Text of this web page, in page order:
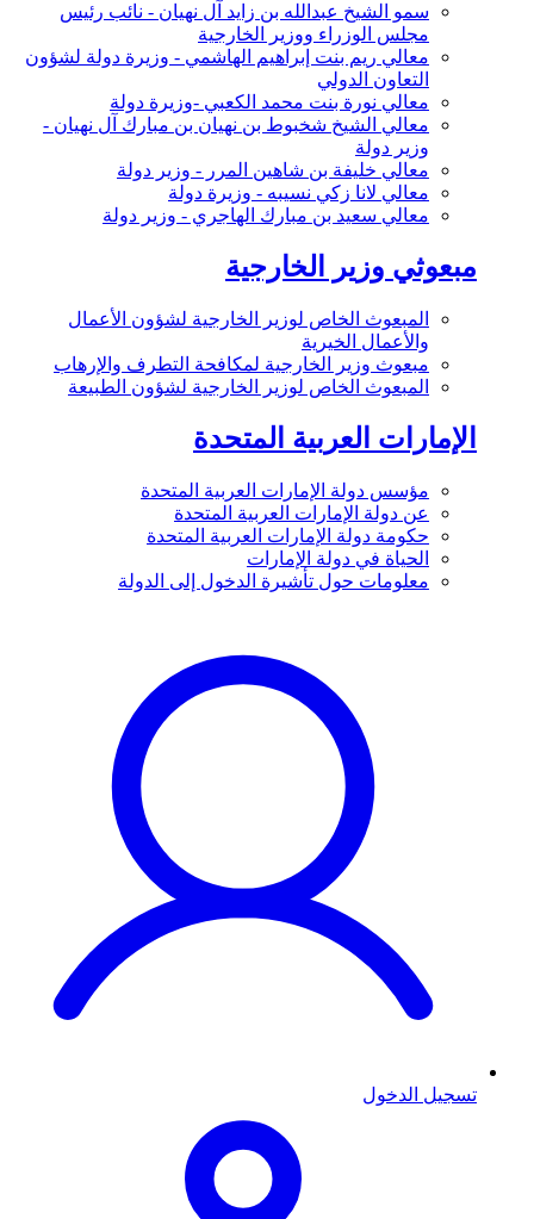
سمو الشيخ عبدالله بن زايد آل نهيان - نائب رئيس
مجلس الوزراء ووزير الخارجية
معالي ريم بنت إبراهيم الهاشمي - وزيرة دولة لشؤون
التعاون الدولي
معالي نورة بنت محمد الكعبي -وزيرة دولة
معالي الشيخ شخبوط بن نهيان بن مبارك آل نهيان -
وزير دولة
معالي خليفة بن شاهين المرر - وزير دولة
معالي لانا زكي نسيبه - وزيرة دولة
معالي سعيد بن مبارك الهاجري - وزير دولة
مبعوثي وزير الخارجية
المبعوث الخاص لوزير الخارجية لشؤون الأعمال
والأعمال الخيرية
مبعوث وزير الخارجية لمكافحة التطرف والإرهاب
المبعوث الخاص لوزير الخارجية لشؤون الطبيعة
الإمارات العربية المتحدة
مؤسس دولة الإمارات العربية المتحدة
عن دولة الإمارات العربية المتحدة
حكومة دولة الإمارات العربية المتحدة
الحياة في دولة الإمارات
معلومات حول تأشيرة الدخول إلى الدولة
تسجيل الدخول